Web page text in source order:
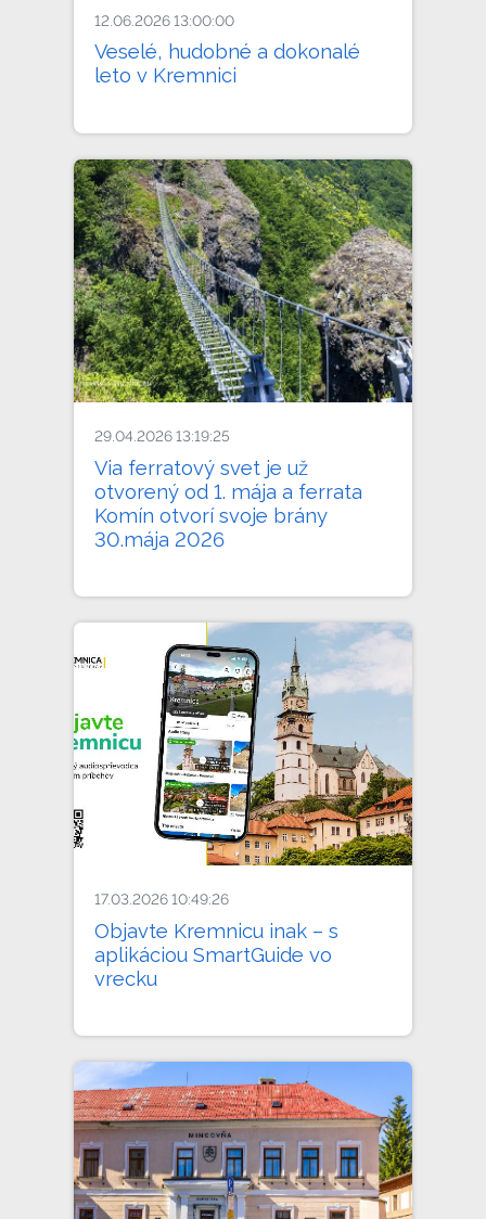
12.06.2026 13:00:00
Veselé, hudobné a dokonalé
leto v Kremnici
29.04.2026 13:19:25
Via ferratový svet je už
otvorený od 1. mája a ferrata
Komín otvorí svoje brány
30.mája 2026
17.03.2026 10:49:26
Objavte Kremnicu inak – s
aplikáciou SmartGuide vo
vrecku